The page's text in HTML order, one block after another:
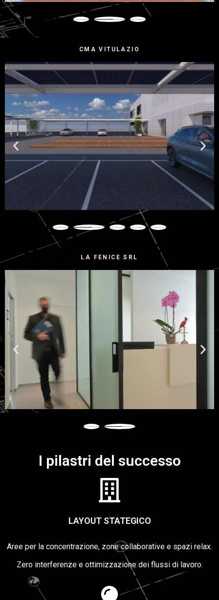
CMA VITULAZIO
LA FENICE SRL
I pilastri del successo
LAYOUT STATEGICO
Aree per la concentrazione, zone collaborative e spazi relax.
Zero interferenze e ottimizzazione dei flussi di lavoro.